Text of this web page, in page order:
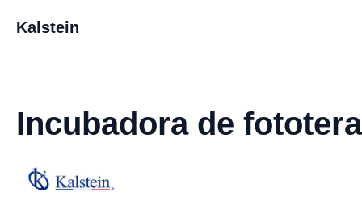
Kalstein
Incubadora de